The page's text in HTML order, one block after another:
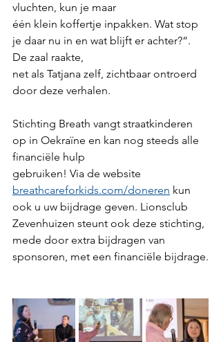
vluchten, kun je maar
één klein koffertje inpakken. Wat stop
je daar nu in en wat blijft er achter?“.
De zaal raakte,
net als Tatjana zelf, zichtbaar ontroerd
door deze verhalen.
Stichting Breath vangt straatkinderen
op in Oekraïne en kan nog steeds alle
financiële hulp
gebruiken! Via de website
breathcareforkids.com/doneren kun
ook u uw bijdrage geven. Lionsclub
Zevenhuizen steunt ook deze stichting,
mede door extra bijdragen van
sponsoren, met een financiële bijdrage.